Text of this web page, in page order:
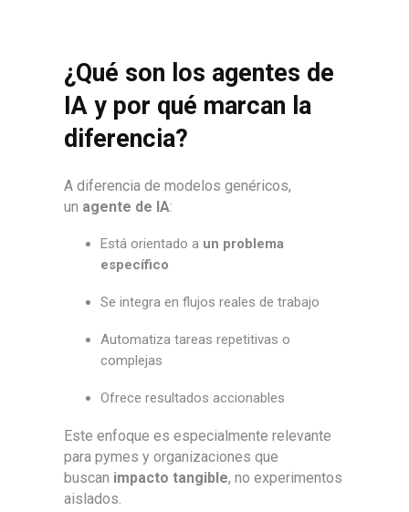
¿Qué son los agentes de
IA y por qué marcan la
diferencia?
A diferencia de modelos genéricos,
un agente de IA:
Está orientado a un problema
específico
Se integra en flujos reales de trabajo
Automatiza tareas repetitivas o
complejas
Ofrece resultados accionables
Este enfoque es especialmente relevante
para pymes y organizaciones que
buscan impacto tangible, no experimentos
aislados.